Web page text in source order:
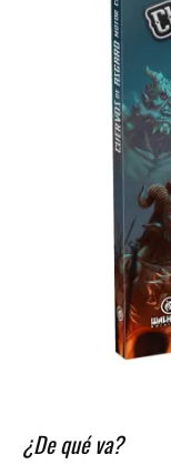
¿De qué va?